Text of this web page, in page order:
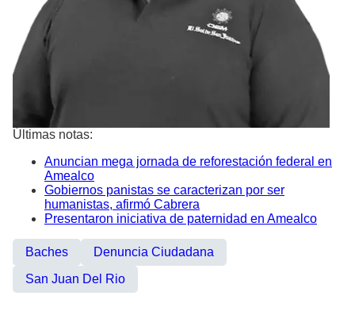
Últimas notas:
Anuncian mega jornada de reforestación federal en
Amealco
Gobiernos panistas se caracterizan por ser
humanistas, afirmó Cabrera
Presentaron iniciativa de paternidad en Amealco
Baches
Denuncia Ciudadana
San Juan Del Rio